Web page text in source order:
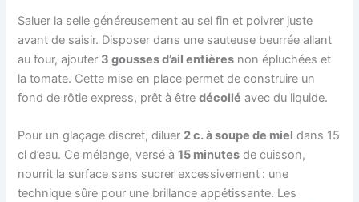
Saluer la selle généreusement au sel fin et poivrer juste
avant de saisir. Disposer dans une sauteuse beurrée allant
au four, ajouter 3 gousses d’ail entières non épluchées et
la tomate. Cette mise en place permet de construire un
fond de rôtie express, prêt à êtredécollé avec du liquide.
Pour un glaçage discret, diluer 2 c. à soupe de miel dans 15
cl d’eau. Ce mélange, versé à15 minutes de cuisson,
nourrit la surface sans sucrer excessivement : une
technique sûre pour une brillance appétissante. Les